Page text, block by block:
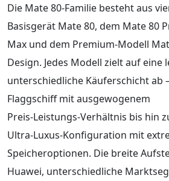
Die Mate 80-Familie besteht aus
Basisgerät Mate 80, dem Mate 80
Max und dem Premium‑Modell
Design. Jedes Modell zielt auf eine
unterschiedliche Käuferschicht ab
Flaggschiff mit ausgewogenem
Preis‑Leistungs‑Verhältnis bis hin
Ultra‑Luxus‑Konfiguration mit
Speicheroptionen. Die breite
Huawei, unterschiedliche